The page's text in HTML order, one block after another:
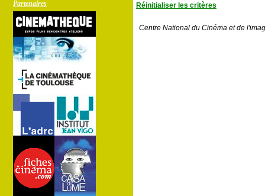
Partenaires
Réinitialiser les critères
Centre National du Cinéma et de